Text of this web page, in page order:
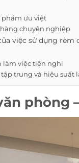
phẩm ưu việt
chuyên nghiệp
việc sử dụng rèm
làm việc tiện nghi
trung và hiệu suất
phòng